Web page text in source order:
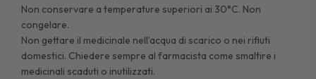
Non conservare a temperature superiori ai 30°C. Non
congelare.
Non gettare il medicinale nell’acqua di scarico o nei rifiuti
domestici. Chiedere sempre al farmacista come smaltire i
medicinali scaduti o inutilizzati.